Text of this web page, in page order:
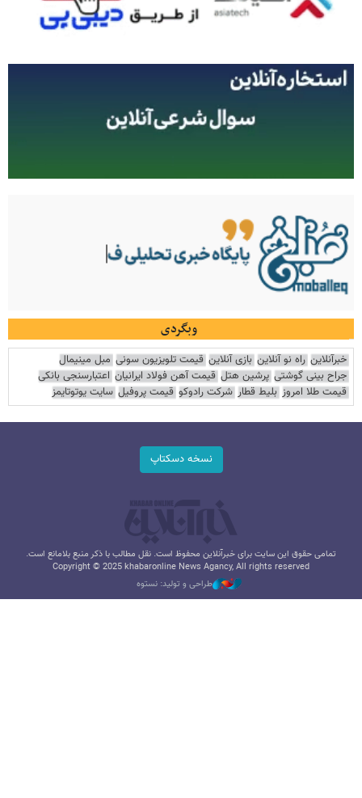
وبگردی
خبرآنلاین راه نو آنلاین بازی آنلاین قیمت تلویزیون سونی مبل مینیمال
جراح بینی گوشتی پرشین هتل قیمت آهن فولاد ایرانیان اعتبارسنجی بانکی
قیمت طلا امروز بلیط قطار شرکت رادوکو قیمت پروفیل سایت یوتوتایمز
نسخه دسکتاپ
تمامی حقوق این سایت برای خبرآنلاین محفوظ است. نقل مطالب با ذکر منبع بلامانع است.
Copyright © 2025 khabaronline News Agancy, All rights reserved
طراحی و تولید: نستوه